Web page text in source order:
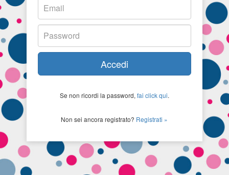
Accedi
Se non ricordi la password, fai click qui.
Non sei ancora registrato? Registrati »